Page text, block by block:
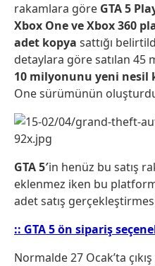
rakamlara göre GTA 5
Xbox One ve Xbox 360
adet kopya sattığı
detaylara göre satılan 45
10 milyonunu yeni nesil
One sürümünün
GTA 5′in henüz bu satış
eklenmez iken bu
adet satış
:: GTA 5 ön sipariş
Normalde 27 Ocak’ta